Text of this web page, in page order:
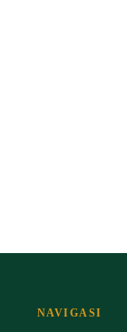
NAVIGASI